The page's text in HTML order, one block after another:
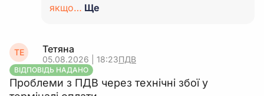
якщо… Ще
ТЕ Тетяна
05.08.2026 | 18:23ПДВ
ВІДПОВІДЬ НАДАНО
Проблеми з ПДВ через технічні збої у